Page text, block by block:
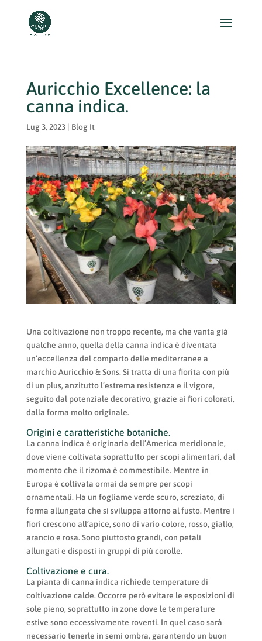
Auricchio Excellence: la
canna indica.
Lug 3, 2023| Blog It
Una coltivazione non troppo recente, ma che vanta già
qualche anno, quella della canna indica è diventata
un’eccellenza del comparto delle mediterranee a
marchio Auricchio & Sons. Si tratta di una fiorita con più
di un plus, anzitutto l’estrema resistenza e il vigore,
seguito dal potenziale decorativo, grazie ai fiori colorati,
dalla forma molto originale.
Origini e caratteristiche botaniche.
La canna indica è originaria dell’America meridionale,
dove viene coltivata soprattutto per scopi alimentari, dal
momento che il rizoma è commestibile. Mentre in
Europa è coltivata ormai da sempre per scopi
ornamentali. Ha un fogliame verde scuro, screziato, di
forma allungata che si sviluppa attorno al fusto. Mentre i
fiori crescono all’apice, sono di vario colore, rosso, giallo,
arancio e rosa. Sono piuttosto grandi, con petali
allungati e disposti in gruppi di più corolle.
Coltivazione e cura.
La pianta di canna indica richiede temperature di
coltivazione calde. Occorre però evitare le esposizioni di
sole pieno, soprattutto in zone dove le temperature
estive sono eccessivamente roventi. In quel caso sarà
necessario tenerle in semi ombra, garantendo un buon